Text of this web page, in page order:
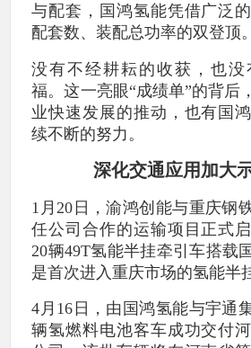
与配套，国鸿氢能凭借广泛
配套数、装配总功率的双登顶。
没有不经耕耘的收获，也
福。这一亮眼“成绩单”的背后
业快速发展的推动，也有国
续不断的努力。
深化交通应用加大
1月20日，渝鸿创能与重庆钢
任公司合作的运输项目正式
20辆49T氢能半挂牵引车搭载
是首次进入重庆市场的氢能半
4月16日，由国鸿氢能与宇通
辆氢燃料电池客车成功交付